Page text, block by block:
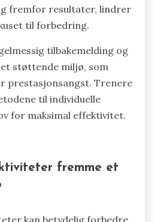
fremfor resultater, lindrer
til forbedring.
tilbakemelding og
støttende miljø, som
prestasjonsangst. Trenere
til individuelle
for maksimal effektivitet.
fremme et
kan betydelig forbedre